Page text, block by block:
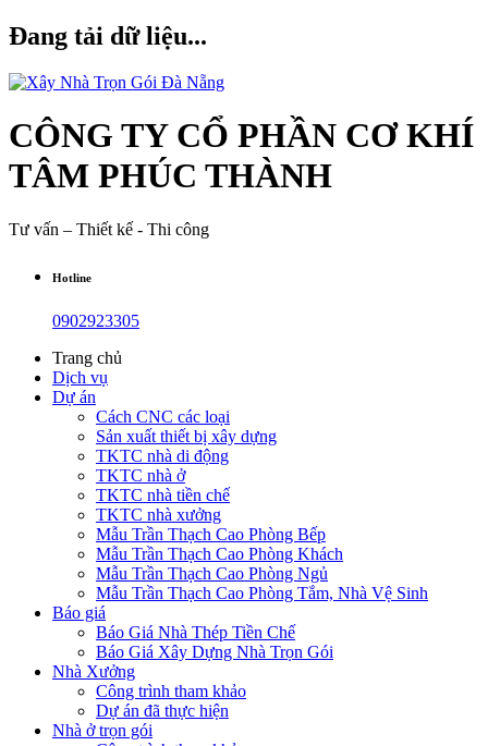
Đang tải dữ liệu...
CÔNG TY CỔ PHẦN CƠ KHÍ
TÂM PHÚC THÀNH
Tư vấn – Thiết kế - Thi công
Hotline
0902923305
Trang chủ
Dịch vụ
Dự án
Cách CNC các loại
Sản xuất thiết bị xây dựng
TKTC nhà di động
TKTC nhà ở
TKTC nhà tiền chế
TKTC nhà xưởng
Mẫu Trần Thạch Cao Phòng Bếp
Mẫu Trần Thạch Cao Phòng Khách
Mẫu Trần Thạch Cao Phòng Ngủ
Mẫu Trần Thạch Cao Phòng Tắm, Nhà Vệ Sinh
Báo giá
Báo Giá Nhà Thép Tiền Chế
Báo Giá Xây Dựng Nhà Trọn Gói
Nhà Xưởng
Công trình tham khảo
Dự án đã thực hiện
Nhà ở trọn gói